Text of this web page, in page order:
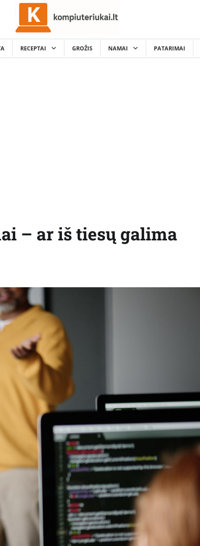
RECEPTAI GROŽIS NAMAI PATARIMAI
– ar iš tiesų galima